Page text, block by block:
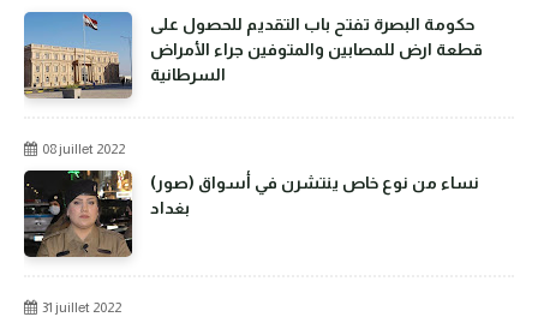
حكومة البصرة تفتح باب التقديم للحصول على
قطعة ارض للمصابين والمتوفين جراء الأمراض
السرطانية
08 juillet 2022
(صور) نساء من نوع خاص ينتشرن في أسواق
بغداد
31 juillet 2022